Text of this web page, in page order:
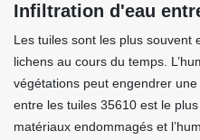
Infiltration d'eau
Les tuiles sont les plus souvent
lichens au cours du temps.
végétations peut engendrer une
entre les tuiles 35610 est le
matériaux endommagés et